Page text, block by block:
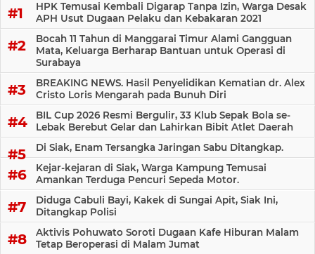
HPK Temusai Kembali Digarap Tanpa Izin, Warga Desak
APH Usut Dugaan Pelaku dan Kebakaran 2021
Bocah 11 Tahun di Manggarai Timur Alami Gangguan
Mata, Keluarga Berharap Bantuan untuk Operasi di
Surabaya
BREAKING NEWS. Hasil Penyelidikan Kematian dr. Alex
Cristo Loris Mengarah pada Bunuh Diri
BIL Cup 2026 Resmi Bergulir, 33 Klub Sepak Bola se-
Lebak Berebut Gelar dan Lahirkan Bibit Atlet Daerah
Di Siak, Enam Tersangka Jaringan Sabu Ditangkap.
Kejar-kejaran di Siak, Warga Kampung Temusai
Amankan Terduga Pencuri Sepeda Motor.
Diduga Cabuli Bayi, Kakek di Sungai Apit, Siak Ini,
Ditangkap Polisi
Aktivis Pohuwato Soroti Dugaan Kafe Hiburan Malam
Tetap Beroperasi di Malam Jumat